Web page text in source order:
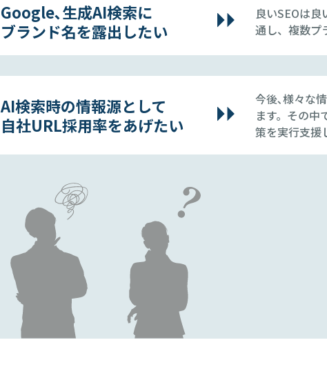
Google､生成AI検索に
ブランド名を露出したい
良いSEOは良
通し、複数プ
AI検索時の情報源として
自社URL採用率をあげたい
今後､様々な
ます。その中
策を実行支援